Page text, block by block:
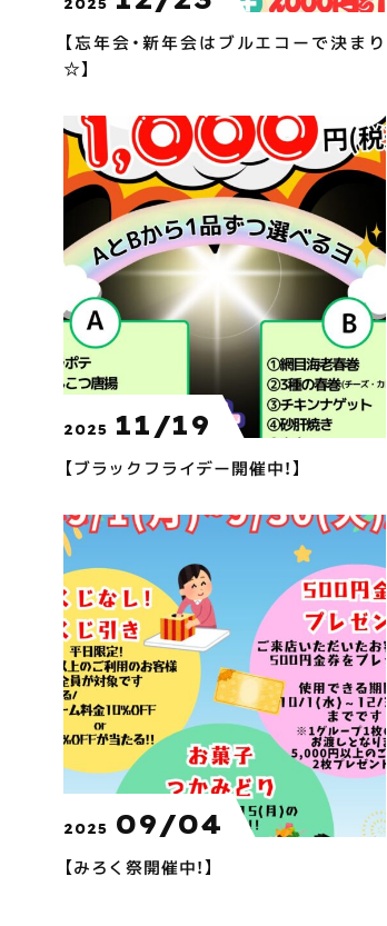
2025
【忘年会・新年会はブルエコーで決まり
☆】
2025 11/19
【ブラックフライデー開催中！】
2025 09/04
【みろく祭開催中！】